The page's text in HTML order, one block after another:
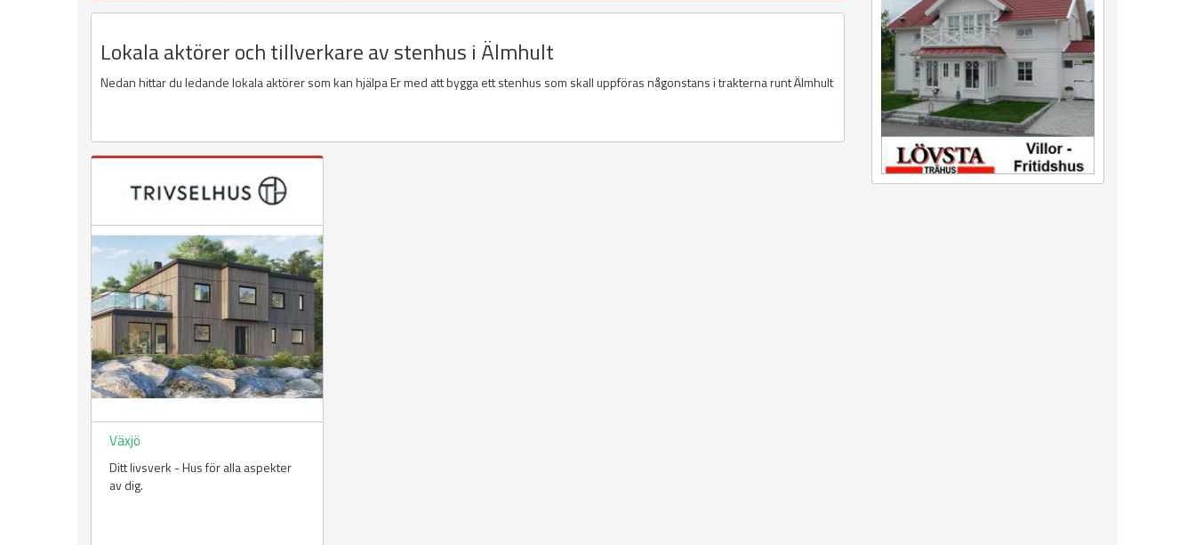
Lokala aktörer och tillverkare av stenhus i Älmhult
Nedan hittar du ledande lokala aktörer som kan hjälpa Er med att bygga ett stenhus som skall uppföras någonstans i trakterna runt Älmhult
Växjö
Ditt livsverk - Hus för alla aspekter
av dig.